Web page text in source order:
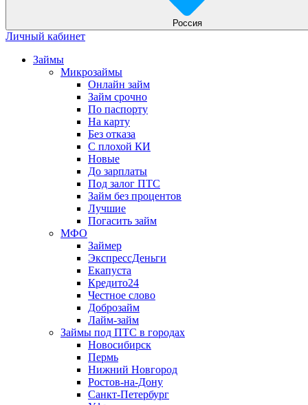
Россия
Личный кабинет
Займы
Микрозаймы
Онлайн займ
Займ срочно
По паспорту
На карту
Без отказа
С плохой КИ
Новые
До зарплаты
Под залог ПТС
Займ без процентов
Лучшие
Погасить займ
МФО
Займер
ЭкспрессДеньги
Екапуста
Кредито24
Честное слово
Доброзайм
Лайм-займ
Займы под ПТС в городах
Новосибирск
Пермь
Нижний Новгород
Ростов-на-Дону
Санкт-Петербург